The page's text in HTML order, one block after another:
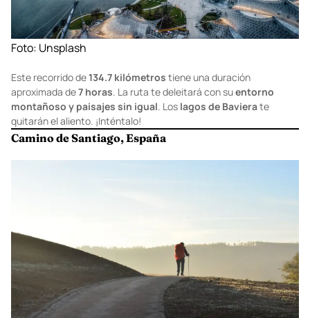
Foto: Unsplash
Este recorrido de134.7 kilómetros tiene una duración
aproximada de7 horas. La ruta te deleitará con suentorno
montañoso y paisajes sin igual. Los lagos de Bavierate
quitarán el aliento. ¡Inténtalo!
Camino de Santiago, España